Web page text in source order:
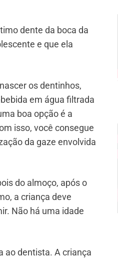
dente da boca da
e que ela
os dentinhos,
em água filtrada
boa opção é a
isso, você consegue
da gaze envolvida
do almoço, após o
a criança deve
Não há uma idade
ao dentista. A criança